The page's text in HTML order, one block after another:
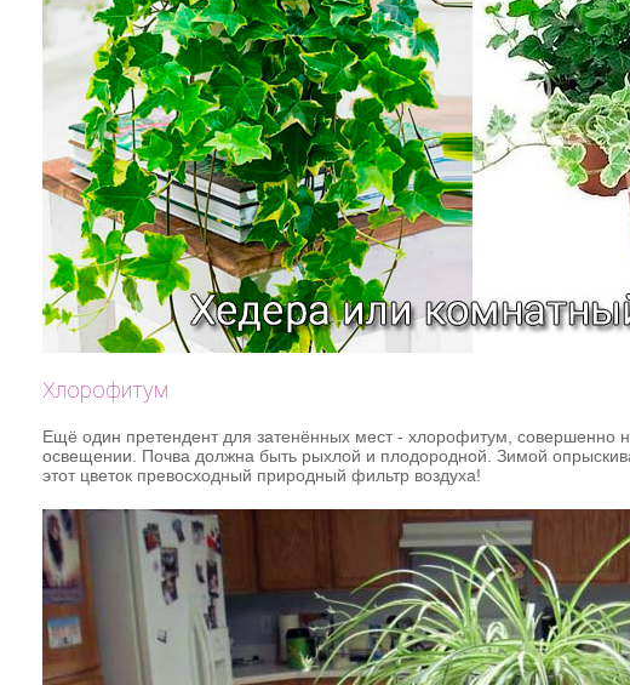
Хлорофитум
Ещё один претендент для затенённых мест - хлорофитум, совершенно
освещении. Почва должна быть рыхлой и плодородной. Зимой
этот цветок превосходный природный фильтр воздуха!